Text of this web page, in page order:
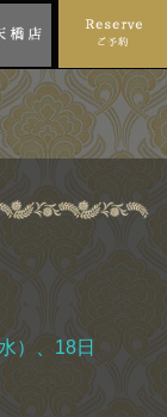
）、18日